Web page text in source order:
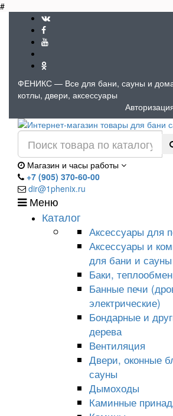
#
ФЕНИКС — Все для бани, сауны и
котлы, двери, аксессуары
Магазин и часы работы
+7 (905) 370-60-00
dir@1phenix.ru
Меню
Каталог
Аксессуары для
Аксессуары и
для бани и сауны
Баки,
Банные печи
электрические)
Бондарные и
дерева
Вентиляция
Двери, оконные
сауны
Дымоходы
Каминные